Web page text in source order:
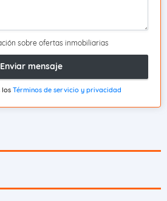
sobre ofertas inmobiliarias
Enviar mensaje
los Términos de servicio y privacidad